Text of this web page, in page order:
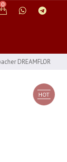
0
DREAMFLOR
HOT